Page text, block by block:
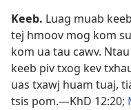
Keeb. Luag muab
tej hmoov mog kom
kom ua tau cawv.
keeb piv txog kev
uas txawj huam tuaj,
tsis pom.​—KhD 12:20;